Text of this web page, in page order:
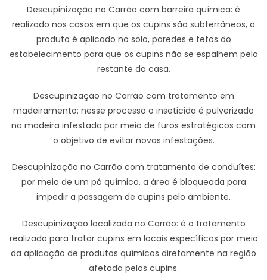
Descupinização no Carrão com barreira química: é
realizado nos casos em que os cupins são subterrâneos, o
produto é aplicado no solo, paredes e tetos do
estabelecimento para que os cupins não se espalhem pelo
restante da casa.
Descupinização no Carrão com tratamento em
madeiramento: nesse processo o inseticida é pulverizado
na madeira infestada por meio de furos estratégicos com
o objetivo de evitar novas infestações.
Descupinização no Carrão com tratamento de conduítes:
por meio de um pó químico, a área é bloqueada para
impedir a passagem de cupins pelo ambiente.
Descupinização localizada no Carrão: é o tratamento
realizado para tratar cupins em locais específicos por meio
da aplicação de produtos químicos diretamente na região
afetada pelos cupins.